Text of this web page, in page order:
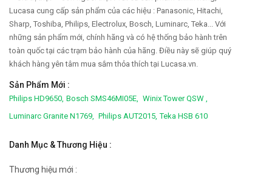
Lucasa cung cấp sản phẩm của các hiệu : Panasonic, Hitachi,
Sharp, Toshiba, Philips, Electrolux, Bosch, Luminarc, Teka... Với
những sản phẩm mới, chính hãng và có hệ thống bảo hành trên
toàn quốc tại các trạm bảo hành của hãng. Điều này sẽ giúp quý
khách hàng yên tâm mua sắm thỏa thích tại Lucasa.vn.
Sản Phẩm Mới :
Philips HD9650, Bosch SMS46MI05E,
Winix Tower QSW ,
Luminarc Granite N1769,
Philips AUT2015, Teka HSB 610
Danh Mục & Thương Hiệu :
Thương hiệu mới :